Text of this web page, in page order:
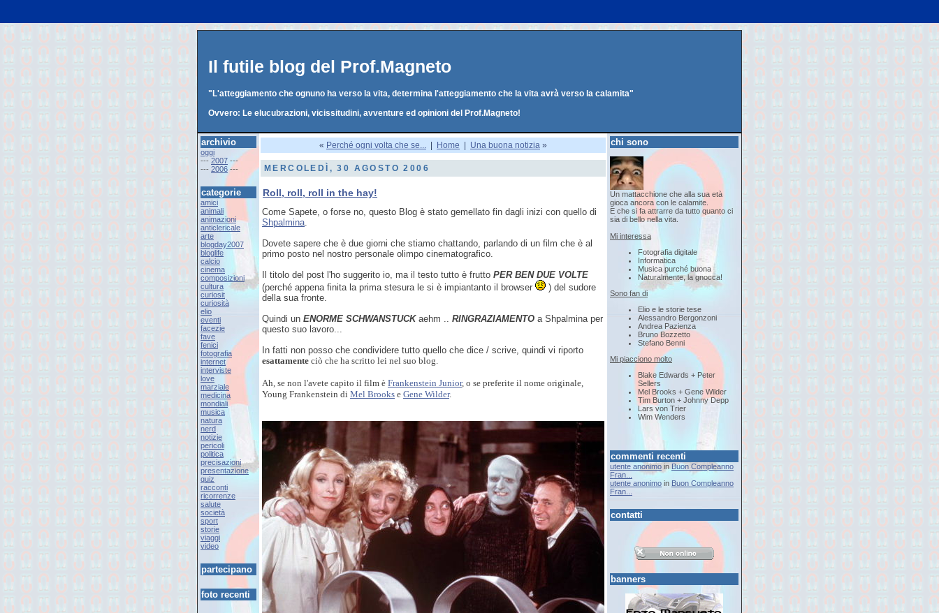
Il futile blog del Prof.Magneto
"L'atteggiamento che ognuno ha verso la vita, determina l'atteggiamento che la vita avrà verso la calamita"
Ovvero: Le elucubrazioni, vicissitudini, avventure ed opinioni del Prof.Magneto!
archivio
oggi
--- 2007 ---
--- 2006 ---
categorie
amici
animali
animazioni
anticlericale
arte
blogday2007
bloglife
calcio
cinema
composizioni
cultura
curiosit
curiosità
elio
eventi
facezie
fave
fenici
fotografia
internet
interviste
love
marziale
medicina
mondiali
musica
natura
nerd
notizie
pericoli
politica
precisazioni
presentazione
quiz
racconti
ricorrenze
salute
società
sport
storie
viaggi
video
partecipano
foto recenti
chi sono
Un mattacchione che alla sua età
gioca ancora con le calamite.
E che si fa attrarre da tutto quanto ci
sia di bello nella vita.
Mi interessa
Fotografia digitale
Informatica
Musica purché buona
Naturalmente, la gnocca!
Sono fan di
Elio e le storie tese
Alessandro Bergonzoni
Andrea Pazienza
Bruno Bozzetto
Stefano Benni
Mi piacciono molto
Blake Edwards + Peter
Sellers
Mel Brooks + Gene Wilder
Tim Burton + Johnny Depp
Lars von Trier
Wim Wenders
commenti recenti
utente anonimo in Buon Compleanno
Fran...
utente anonimo in Buon Compleanno
Fran...
contatti
banners
« Perché ogni volta che se... | Home | Una buona notizia »
MERCOLEDÌ, 30 AGOSTO 2006
Roll, roll, roll in the hay!
Come Sapete, o forse no, questo Blog è stato gemellato fin dagli inizi con quello di
Shpalmina
Dovete sapere che è due giorni che stiamo chattando, parlando di un film che è al
primo posto nel nostro personale olimpo cinematografico.
Il titolo del post l'ho suggerito io, ma il testo tutto è frutto PER BEN DUE VOLTE
(perché appena finita la prima stesura le si è impiantanto il browser
) del sudore
della sua fronte.
Quindi un ENORME SCHWANSTUCK aehm .. RINGRAZIAMENTO a Shpalmina per
questo suo lavoro...
In fatti non posso che condividere tutto quello che dice / scrive, quindi vi riporto
esattamente ciò che ha scritto lei nel suo blog.
Ah, se non l'avete capito il film è Frankenstein Junior, o se preferite il nome originale,
Young Frankenstein di Mel Brooks e Gene Wilder.